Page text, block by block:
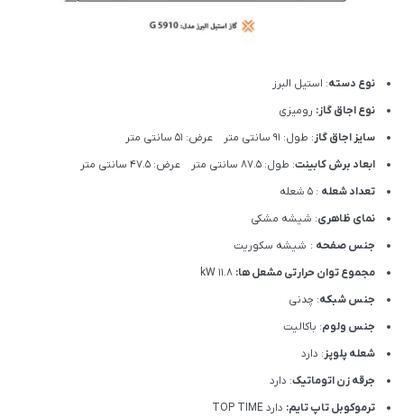
نوع دسته: استیل البرز
نوع اجاق گاز: رومیزی
سایز اجاق گاز: طول: 91 سانتی متر عرض: 51 سانتی متر
ابعاد برش کابینت: طول: 87.5 سانتی متر عرض: 47.5 سانتی متر
تعداد شعله : 5 شعله
نمای ظاهری: شیشه مشکی
جنس صفحه : شیشه سکوریت
مجموع توان حرارتی مشعل ها:
جنس شبکه: چدنی
جنس ولوم: باکالیت
شعله پلوپز: دارد
جرقه زن اتوماتیک: دارد
ترموکوبل تاپ تایم: دارد TOP TIME